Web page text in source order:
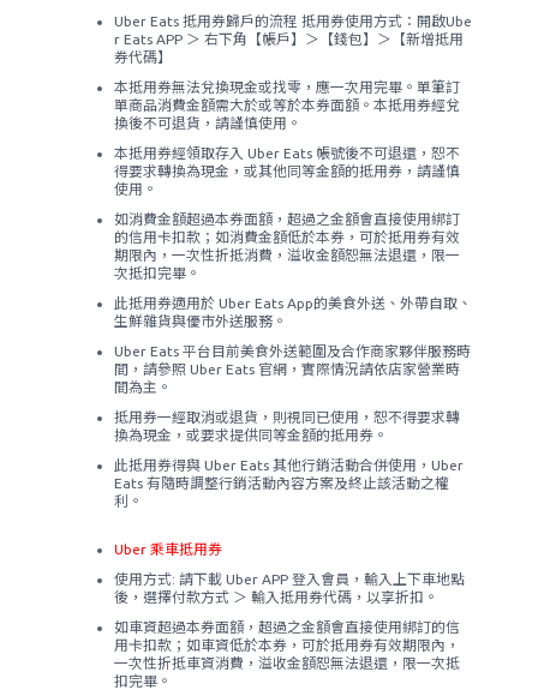
Uber Eats 抵用券歸戶的流程 抵用券使用方式：開啟Ube
r Eats APP ＞ 右下角【帳戶】＞【錢包】＞【新增抵用
券代碼】
本抵用券無法兌換現金或找零，應一次用完畢。單筆訂
單商品消費金額需大於或等於本券面額。本抵用券經兌
換後不可退貨，請謹慎使用。
本抵用券經領取存入 Uber Eats 帳號後不可退還，恕不
得要求轉換為現金，或其他同等金額的抵用券，請謹慎
使用。
如消費金額超過本券面額，超過之金額會直接使用綁訂
的信用卡扣款；如消費金額低於本券，可於抵用券有效
期限內，一次性折抵消費，溢收金額恕無法退還，限一
次抵扣完畢。
此抵用券適用於 Uber Eats App的美食外送、外帶自取、
生鮮雜貨與優市外送服務。
Uber Eats 平台目前美食外送範圍及合作商家夥伴服務時
間，請參照 Uber Eats 官網，實際情況請依店家營業時
間為主。
抵用券一經取消或退貨，則視同已使用，恕不得要求轉
換為現金，或要求提供同等金額的抵用券。
此抵用券得與 Uber Eats 其他行銷活動合併使用，Uber
Eats 有隨時調整行銷活動內容方案及終止該活動之權
利。
Uber 乘車抵用券
使用方式: 請下載 Uber APP 登入會員，輸入上下車地點
後，選擇付款方式 ＞ 輸入抵用券代碼，以享折扣。
如車資超過本券面額，超過之金額會直接使用綁訂的信
用卡扣款；如車資低於本券，可於抵用券有效期限內，
一次性折抵車資消費，溢收金額恕無法退還，限一次抵
扣完畢。